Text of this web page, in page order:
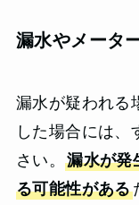
漏水やメータ
漏水が疑われる
した場合には、
さい。漏水が発
る可能性がある